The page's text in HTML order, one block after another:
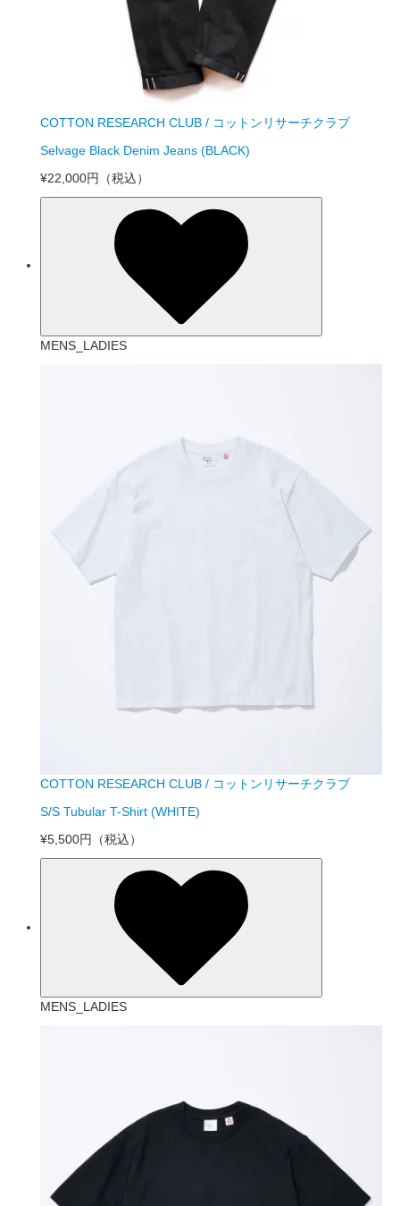
COTTON RESEARCH CLUB / コットンリサーチクラブ
Selvage Black Denim Jeans (BLACK)
¥22,000円 （税込）
MENS_LADIES
COTTON RESEARCH CLUB / コットンリサーチクラブ
S/S Tubular T-Shirt (WHITE)
¥5,500円
（税込）
MENS_LADIES